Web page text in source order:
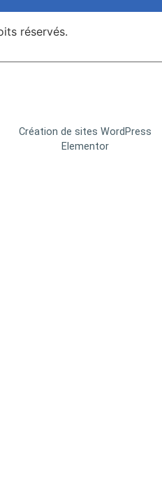
réservés.
Création de sites WordPress
Elementor